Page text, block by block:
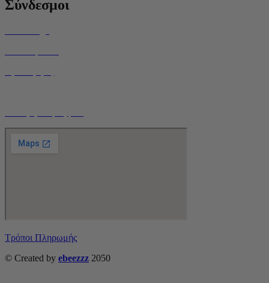
Σύνδεσμοι
Τρόποι Πληρωμής
© Created by ebeezzz 2050